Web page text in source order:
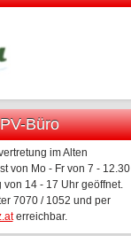
Büro
im Alten
von Mo - Fr von 7 - 12.30
14 - 17 Uhr geöffnet.
7070 / 1052 und per
erreichbar.